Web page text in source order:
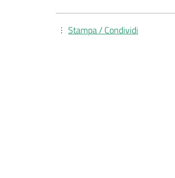
Stampa / Condividi